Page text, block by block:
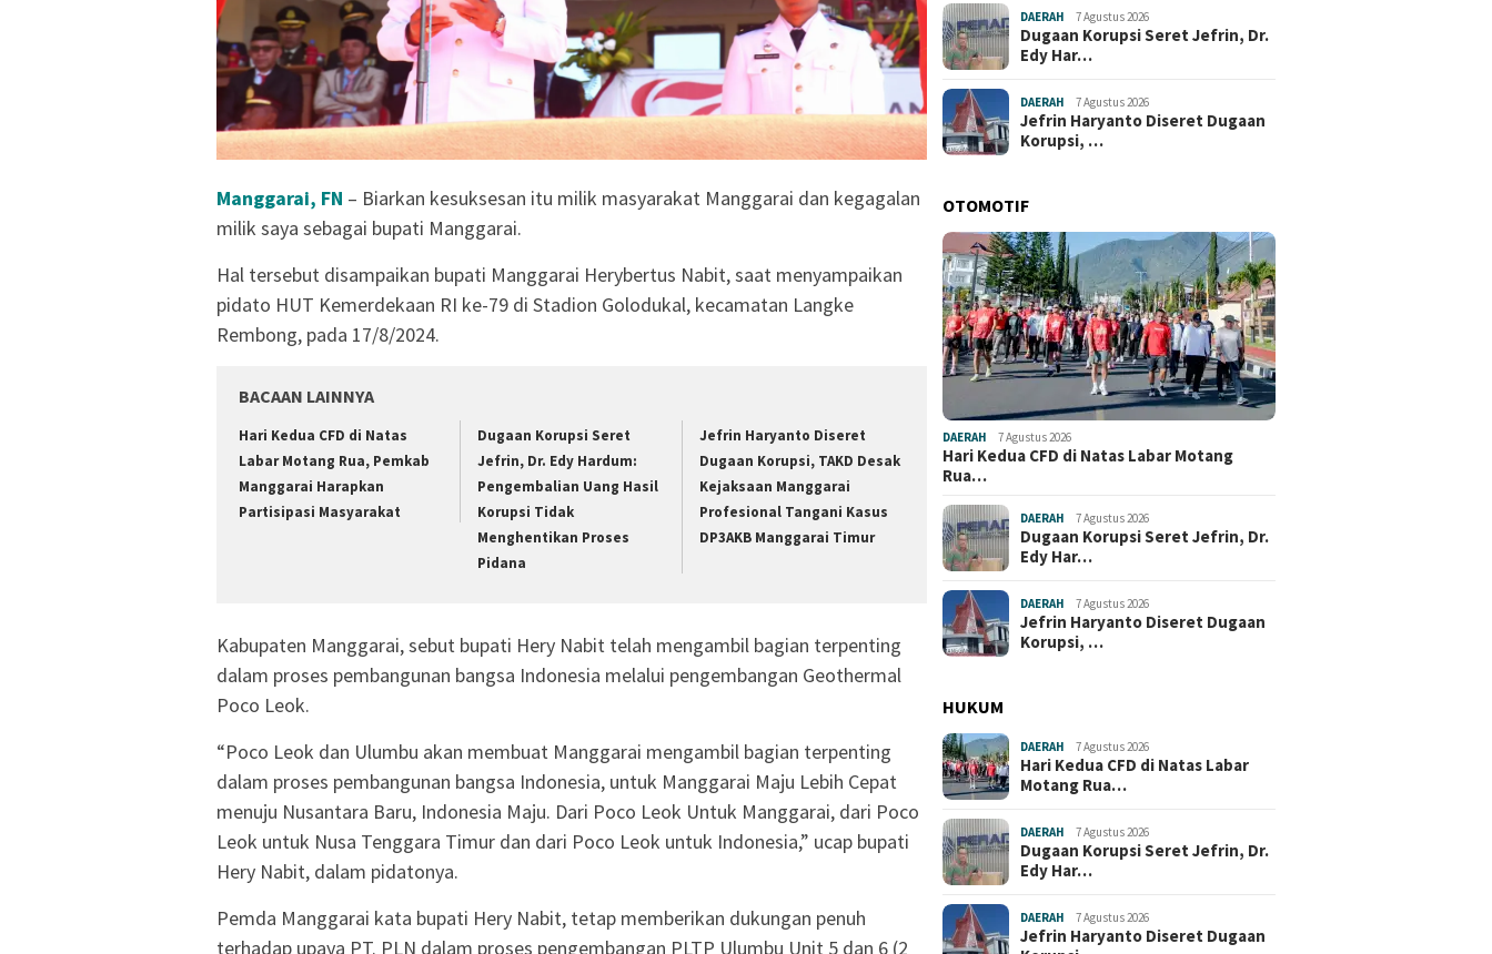
Manggarai, FN – Biarkan kesuksesan itu milik masyarakat Manggarai dan kegagalan
milik saya sebagai bupati Manggarai.
Hal tersebut disampaikan bupati Manggarai Herybertus Nabit, saat menyampaikan
pidato HUT Kemerdekaan RI ke-79 di Stadion Golodukal, kecamatan Langke
Rembong, pada 17/8/2024.
BACAAN LAINNYA
Hari Kedua CFD di Natas
Labar Motang Rua, Pemkab
Manggarai Harapkan
Partisipasi Masyarakat
Dugaan Korupsi Seret
Jefrin, Dr. Edy Hardum:
Pengembalian Uang Hasil
Korupsi Tidak
Menghentikan Proses
Pidana
Jefrin Haryanto Diseret
Dugaan Korupsi, TAKD Desak
Kejaksaan Manggarai
Profesional Tangani Kasus
DP3AKB Manggarai Timur
Kabupaten Manggarai, sebut bupati Hery Nabit telah mengambil bagian terpenting
dalam proses pembangunan bangsa Indonesia melalui pengembangan Geothermal
Poco Leok.
“Poco Leok dan Ulumbu akan membuat Manggarai mengambil bagian terpenting
dalam proses pembangunan bangsa Indonesia, untuk Manggarai Maju Lebih Cepat
menuju Nusantara Baru, Indonesia Maju. Dari Poco Leok Untuk Manggarai, dari Poco
Leok untuk Nusa Tenggara Timur dan dari Poco Leok untuk Indonesia,” ucap bupati
Hery Nabit, dalam pidatonya.
Pemda Manggarai kata bupati Hery Nabit, tetap memberikan dukungan penuh
terhadap upaya PT. PLN dalam proses pengembangan PLTP Ulumbu Unit 5 dan 6 (2
DAERAH 7 Agustus 2026
Dugaan Korupsi Seret Jefrin, Dr.
Edy Har…
DAERAH 7 Agustus 2026
Jefrin Haryanto Diseret Dugaan
Korupsi, …
OTOMOTIF
DAERAH 7 Agustus 2026
Hari Kedua CFD di Natas Labar Motang
Rua…
DAERAH 7 Agustus 2026
Dugaan Korupsi Seret Jefrin, Dr.
Edy Har…
DAERAH 7 Agustus 2026
Jefrin Haryanto Diseret Dugaan
Korupsi, …
HUKUM
DAERAH 7 Agustus 2026
Hari Kedua CFD di Natas Labar
Motang Rua…
DAERAH 7 Agustus 2026
Dugaan Korupsi Seret Jefrin, Dr.
Edy Har…
DAERAH 7 Agustus 2026
Jefrin Haryanto Diseret Dugaan